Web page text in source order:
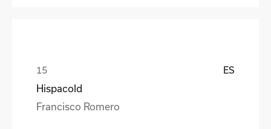
ES
Hispacold
Francisco Romero